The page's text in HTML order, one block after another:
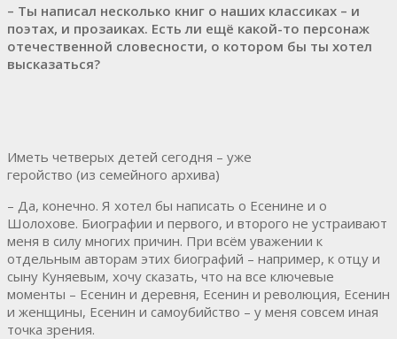
– Ты написал несколько книг о наших классиках – и
поэтах, и прозаиках. Есть ли ещё какой-то персонаж
отечественной словесности, о котором бы ты хотел
высказаться?
Иметь четверых детей сегодня – уже
геройство (из семейного архива)
– Да, конечно. Я хотел бы написать о Есенине и о
Шолохове. Биографии и первого, и второго не устраивают
меня в силу многих причин. При всём уважении к
отдельным авторам этих биографий – например, к отцу и
сыну Куняевым, хочу сказать, что на все ключевые
моменты – Есенин и деревня, Есенин и революция, Есенин
и женщины, Есенин и самоубийство – у меня совсем иная
точка зрения.